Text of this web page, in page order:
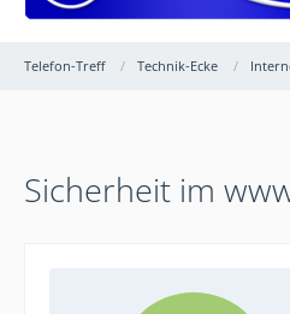
Telefon-Treff Technik-Ecke
Sicherheit im